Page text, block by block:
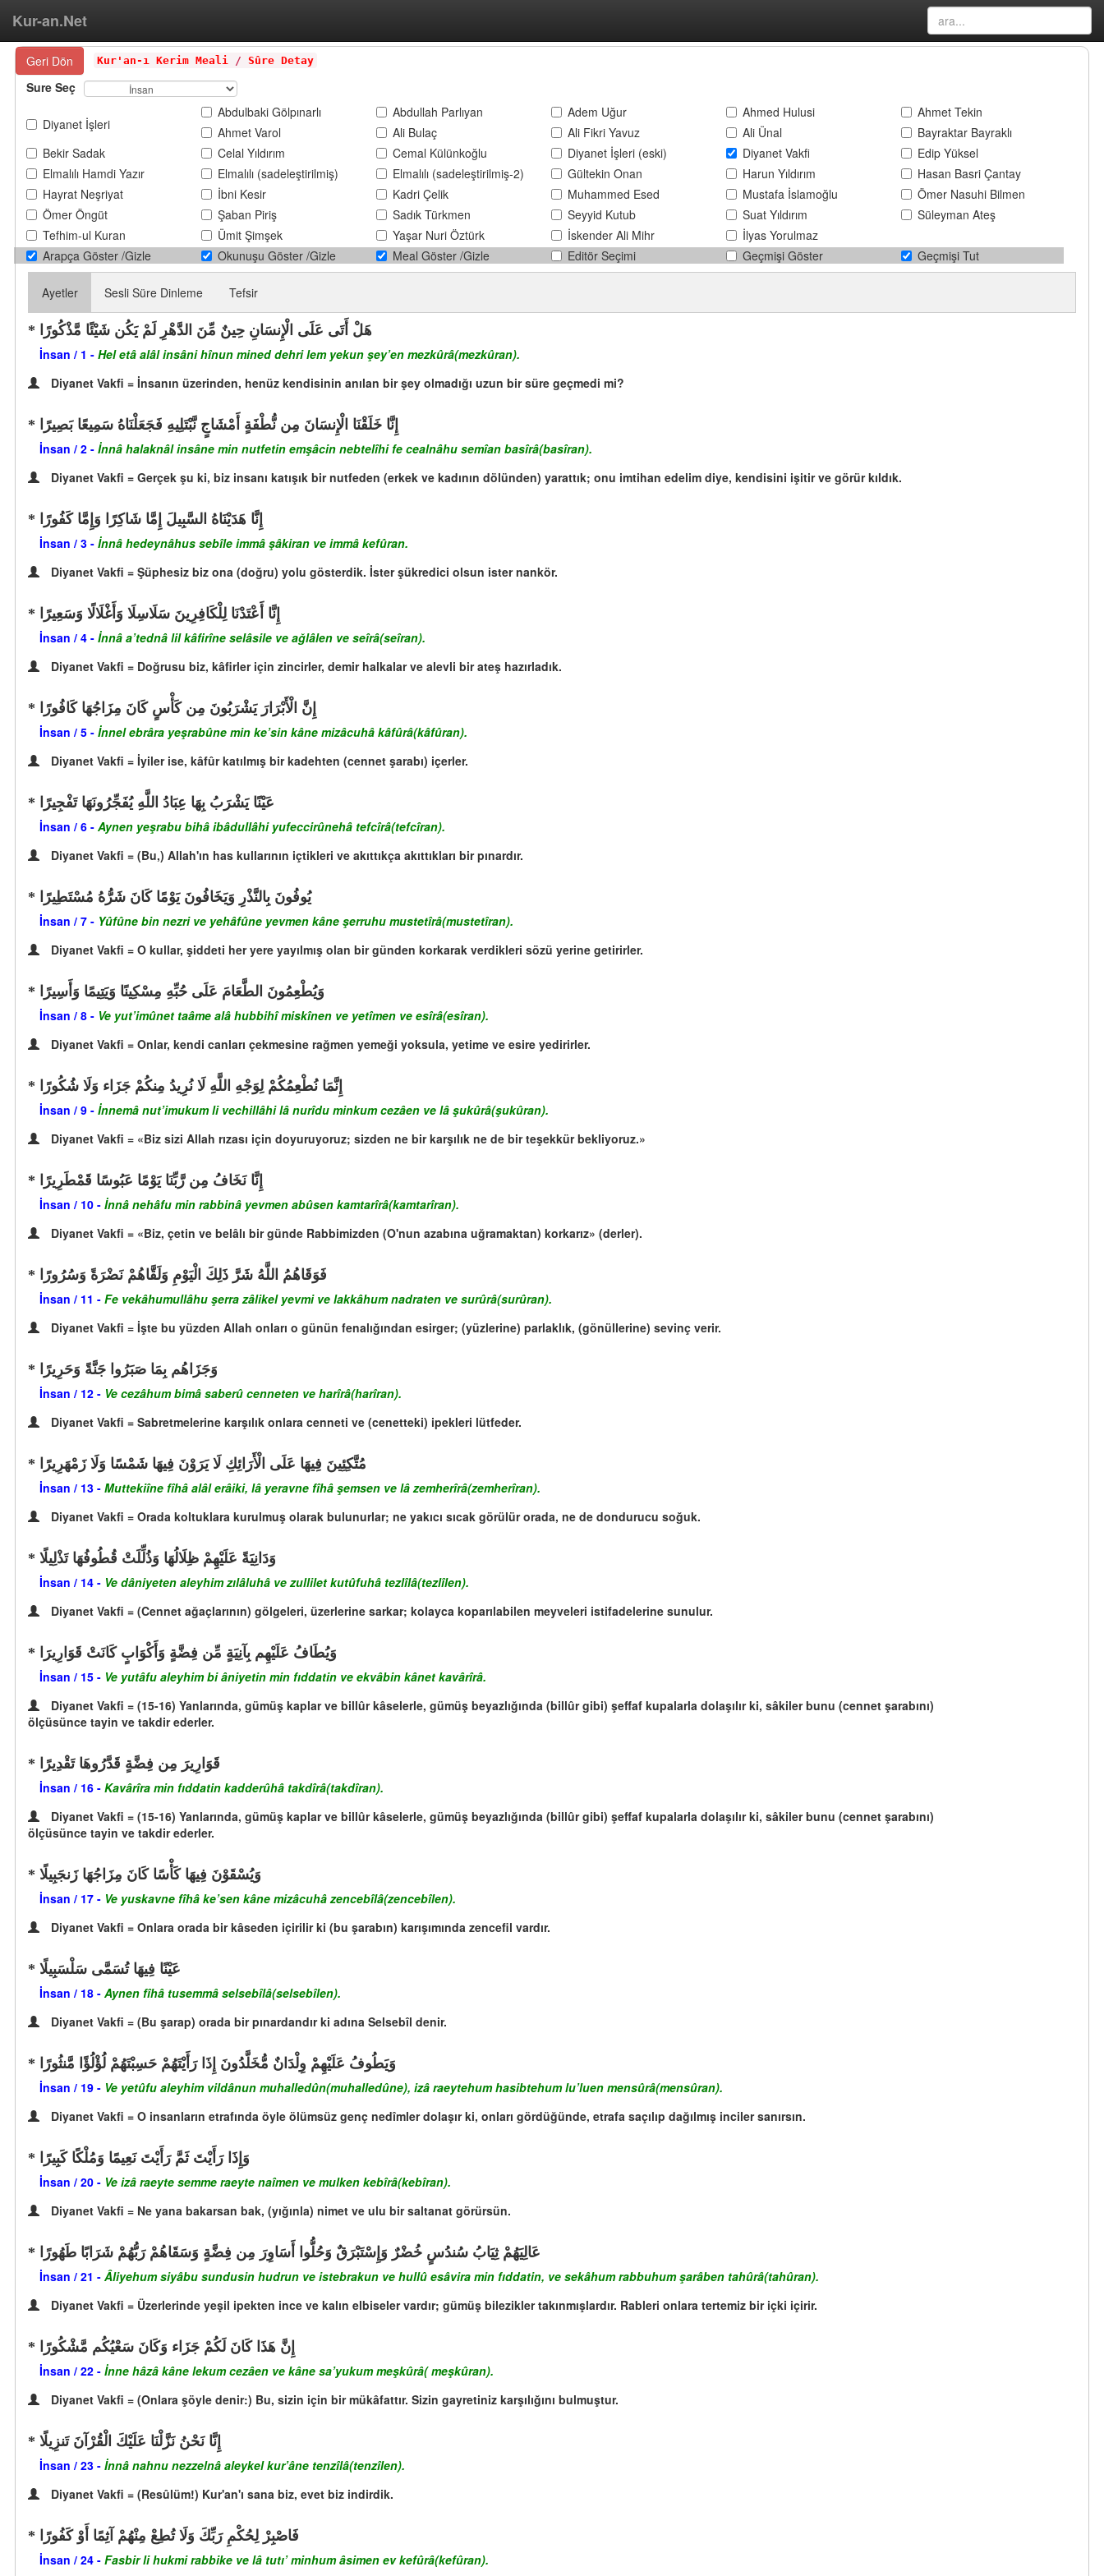
Kur-an.Net
Geri Dön Kur'an-ı Kerim Meali / Sûre Detay
Sure Seç
Diyanet İşleri
Abdulbaki Gölpınarlı Abdullah Parlıyan Adem Uğur Ahmed Hulusi
Ahmet Tekin
Ahmet Varol
Ali Bulaç Ali Fikri Yavuz Ali Ünal
Bayraktar Bayraklı
Bekir Sadak
Celal Yıldırım Cemal Külünkoğlu Diyanet İşleri (eski) Diyanet Vakfi
Edip Yüksel
Elmalılı Hamdi Yazır
Elmalılı (sadeleştirilmiş) Elmalılı (sadeleştirilmiş-2) Gültekin Onan Harun Yıldırım
Hasan Basri Çantay
Hayrat Neşriyat
İbni Kesir Kadri Çelik Muhammed Esed Mustafa İslamoğlu
Ömer Nasuhi Bilmen
Ömer Öngüt
Şaban Piriş Sadık Türkmen Seyyid Kutub Suat Yıldırım
Süleyman Ateş
Tefhim-ul Kuran
Ümit Şimşek Yaşar Nuri Öztürk İskender Ali Mihr
İlyas Yorulmaz
Arapça Göster /Gizle
Okunuşu Göster /Gizle Meal Göster /Gizle Editör Seçimi Geçmişi Göster Geçmişi Tut
Ayetler Sesli Süre Dinleme Tefsir
هَلْ أَتَى عَلَى الْإِنسَانِ حِينٌ مِّنَ الدَّهْرِ لَمْ يَكُن شَيْئًا مَّذْكُورًا
İnsan / 1 - Hel etâ alâl insâni hînun mined dehri lem yekun şey’en mezkûrâ(mezkûran).
Diyanet Vakfi = İnsanın üzerinden, henüz kendisinin anılan bir şey olmadığı uzun bir süre geçmedi mi?
إِنَّا خَلَقْنَا الْإِنسَانَ مِن نُّطْفَةٍ أَمْشَاجٍ نَّبْتَلِيهِ فَجَعَلْنَاهُ سَمِيعًا بَصِيرًا
İnsan / 2 - İnnâ halaknâl insâne min nutfetin emşâcin nebtelîhi fe cealnâhu semîan basîrâ(basîran).
Diyanet Vakfi = Gerçek şu ki, biz insanı katışık bir nutfeden (erkek ve kadının dölünden) yarattık; onu imtihan edelim diye, kendisini işitir ve görür kıldık.
إِنَّا هَدَيْنَاهُ السَّبِيلَ إِمَّا شَاكِرًا وَإِمَّا كَفُورًا
İnsan / 3 - İnnâ hedeynâhus sebîle immâ şâkiran ve immâ kefûran.
Diyanet Vakfi = Şüphesiz biz ona (doğru) yolu gösterdik. İster şükredici olsun ister nankör.
إِنَّا أَعْتَدْنَا لِلْكَافِرِينَ سَلَاسِلَا وَأَغْلَالًا وَسَعِيرًا
İnsan / 4 - İnnâ a’tednâ lil kâfirîne selâsile ve ağlâlen ve seîrâ(seîran).
Diyanet Vakfi = Doğrusu biz, kâfirler için zincirler, demir halkalar ve alevli bir ateş hazırladık.
إِنَّ الْأَبْرَارَ يَشْرَبُونَ مِن كَأْسٍ كَانَ مِزَاجُهَا كَافُورًا
İnsan / 5 - İnnel ebrâra yeşrabûne min ke’sin kâne mizâcuhâ kâfûrâ(kâfûran).
Diyanet Vakfi = İyiler ise, kâfûr katılmış bir kadehten (cennet şarabı) içerler.
عَيْنًا يَشْرَبُ بِهَا عِبَادُ اللَّهِ يُفَجِّرُونَهَا تَفْجِيرًا
İnsan / 6 - Aynen yeşrabu bihâ ibâdullâhi yufeccirûnehâ tefcîrâ(tefcîran).
Diyanet Vakfi = (Bu,) Allah'ın has kullarının içtikleri ve akıttıkça akıttıkları bir pınardır.
يُوفُونَ بِالنَّذْرِ وَيَخَافُونَ يَوْمًا كَانَ شَرُّهُ مُسْتَطِيرًا
İnsan / 7 - Yûfûne bin nezri ve yehâfûne yevmen kâne şerruhu mustetîrâ(mustetîran).
Diyanet Vakfi = O kullar, şiddeti her yere yayılmış olan bir günden korkarak verdikleri sözü yerine getirirler.
وَيُطْعِمُونَ الطَّعَامَ عَلَى حُبِّهِ مِسْكِينًا وَيَتِيمًا وَأَسِيرًا
İnsan / 8 - Ve yut’imûnet taâme alâ hubbihî miskînen ve yetîmen ve esîrâ(esîran).
Diyanet Vakfi = Onlar, kendi canları çekmesine rağmen yemeği yoksula, yetime ve esire yedirirler.
إِنَّمَا نُطْعِمُكُمْ لِوَجْهِ اللَّهِ لَا نُرِيدُ مِنكُمْ جَزَاء وَلَا شُكُورًا
İnsan / 9 - İnnemâ nut’imukum li vechillâhi lâ nurîdu minkum cezâen ve lâ şukûrâ(şukûran).
Diyanet Vakfi = «Biz sizi Allah rızası için doyuruyoruz; sizden ne bir karşılık ne de bir teşekkür bekliyoruz.»
إِنَّا نَخَافُ مِن رَّبِّنَا يَوْمًا عَبُوسًا قَمْطَرِيرًا
İnsan / 10 - İnnâ nehâfu min rabbinâ yevmen abûsen kamtarîrâ(kamtarîran).
Diyanet Vakfi = «Biz, çetin ve belâlı bir günde Rabbimizden (O'nun azabına uğramaktan) korkarız» (derler).
فَوَقَاهُمُ اللَّهُ شَرَّ ذَلِكَ الْيَوْمِ وَلَقَّاهُمْ نَضْرَةً وَسُرُورًا
İnsan / 11 - Fe vekâhumullâhu şerra zâlikel yevmi ve lakkâhum nadraten ve surûrâ(surûran).
Diyanet Vakfi = İşte bu yüzden Allah onları o günün fenalığından esirger; (yüzlerine) parlaklık, (gönüllerine) sevinç verir.
وَجَزَاهُم بِمَا صَبَرُوا جَنَّةً وَحَرِيرًا
İnsan / 12 - Ve cezâhum bimâ saberû cenneten ve harîrâ(harîran).
Diyanet Vakfi = Sabretmelerine karşılık onlara cenneti ve (cenetteki) ipekleri lütfeder.
مُتَّكِئِينَ فِيهَا عَلَى الْأَرَائِكِ لَا يَرَوْنَ فِيهَا شَمْسًا وَلَا زَمْهَرِيرًا
İnsan / 13 - Muttekiîne fîhâ alâl erâiki, lâ yeravne fîhâ şemsen ve lâ zemherîrâ(zemherîran).
Diyanet Vakfi = Orada koltuklara kurulmuş olarak bulunurlar; ne yakıcı sıcak görülür orada, ne de dondurucu soğuk.
وَدَانِيَةً عَلَيْهِمْ ظِلَالُهَا وَذُلِّلَتْ قُطُوفُهَا تَذْلِيلًا
İnsan / 14 - Ve dâniyeten aleyhim zılâluhâ ve zullilet kutûfuhâ tezlîlâ(tezlîlen).
Diyanet Vakfi = (Cennet ağaçlarının) gölgeleri, üzerlerine sarkar; kolayca koparılabilen meyveleri istifadelerine sunulur.
وَيُطَافُ عَلَيْهِم بِآنِيَةٍ مِّن فِضَّةٍ وَأَكْوَابٍ كَانَتْ قَوَارِيرَا
İnsan / 15 - Ve yutâfu aleyhim bi âniyetin min fıddatin ve ekvâbin kânet kavârîrâ.
Diyanet Vakfi = (15-16) Yanlarında, gümüş kaplar ve billûr kâselerle, gümüş beyazlığında (billûr gibi) şeffaf kupalarla dolaşılır ki, sâkiler bunu (cennet şarabını)
ölçüsünce tayin ve takdir ederler.
قَوَارِيرَ مِن فِضَّةٍ قَدَّرُوهَا تَقْدِيرًا
İnsan / 16 - Kavârîra min fıddatin kadderûhâ takdîrâ(takdîran).
Diyanet Vakfi = (15-16) Yanlarında, gümüş kaplar ve billûr kâselerle, gümüş beyazlığında (billûr gibi) şeffaf kupalarla dolaşılır ki, sâkiler bunu (cennet şarabını)
ölçüsünce tayin ve takdir ederler.
وَيُسْقَوْنَ فِيهَا كَأْسًا كَانَ مِزَاجُهَا زَنجَبِيلًا
İnsan / 17 - Ve yuskavne fîhâ ke’sen kâne mizâcuhâ zencebîlâ(zencebîlen).
Diyanet Vakfi = Onlara orada bir kâseden içirilir ki (bu şarabın) karışımında zencefil vardır.
عَيْنًا فِيهَا تُسَمَّى سَلْسَبِيلًا
İnsan / 18 - Aynen fîhâ tusemmâ selsebîlâ(selsebîlen).
Diyanet Vakfi = (Bu şarap) orada bir pınardandır ki adına Selsebîl denir.
وَيَطُوفُ عَلَيْهِمْ وِلْدَانٌ مُّخَلَّدُونَ إِذَا رَأَيْتَهُمْ حَسِبْتَهُمْ لُؤْلُؤًا مَّنثُورًا
İnsan / 19 - Ve yetûfu aleyhim vildânun muhalledûn(muhalledûne), izâ raeytehum hasibtehum lu’luen mensûrâ(mensûran).
Diyanet Vakfi = O insanların etrafında öyle ölümsüz genç nedîmler dolaşır ki, onları gördüğünde, etrafa saçılıp dağılmış inciler sanırsın.
وَإِذَا رَأَيْتَ ثَمَّ رَأَيْتَ نَعِيمًا وَمُلْكًا كَبِيرًا
İnsan / 20 - Ve izâ raeyte semme raeyte naîmen ve mulken kebîrâ(kebîran).
Diyanet Vakfi = Ne yana bakarsan bak, (yığınla) nimet ve ulu bir saltanat görürsün.
عَالِيَهُمْ ثِيَابُ سُندُسٍ خُضْرٌ وَإِسْتَبْرَقٌ وَحُلُّوا أَسَاوِرَ مِن فِضَّةٍ وَسَقَاهُمْ رَبُّهُمْ شَرَابًا طَهُورًا
İnsan / 21 - Âliyehum siyâbu sundusin hudrun ve istebrakun ve hullû esâvira min fıddatin, ve sekâhum rabbuhum şarâben tahûrâ(tahûran).
Diyanet Vakfi = Üzerlerinde yeşil ipekten ince ve kalın elbiseler vardır; gümüş bilezikler takınmışlardır. Rableri onlara tertemiz bir içki içirir.
إِنَّ هَذَا كَانَ لَكُمْ جَزَاء وَكَانَ سَعْيُكُم مَّشْكُورًا
İnsan / 22 - İnne hâzâ kâne lekum cezâen ve kâne sa’yukum meşkûrâ( meşkûran).
Diyanet Vakfi = (Onlara şöyle denir:) Bu, sizin için bir mükâfattır. Sizin gayretiniz karşılığını bulmuştur.
إِنَّا نَحْنُ نَزَّلْنَا عَلَيْكَ الْقُرْآنَ تَنزِيلًا
İnsan / 23 - İnnâ nahnu nezzelnâ aleykel kur’âne tenzîlâ(tenzîlen).
Diyanet Vakfi = (Resûlüm!) Kur'an'ı sana biz, evet biz indirdik.
فَاصْبِرْ لِحُكْمِ رَبِّكَ وَلَا تُطِعْ مِنْهُمْ آثِمًا أَوْ كَفُورًا
İnsan / 24 - Fasbir li hukmi rabbike ve lâ tutı’ minhum âsimen ev kefûrâ(kefûran).